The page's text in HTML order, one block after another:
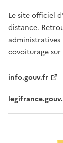
Le site officiel
distance.
administratives
covoiturage
info.gouv.fr